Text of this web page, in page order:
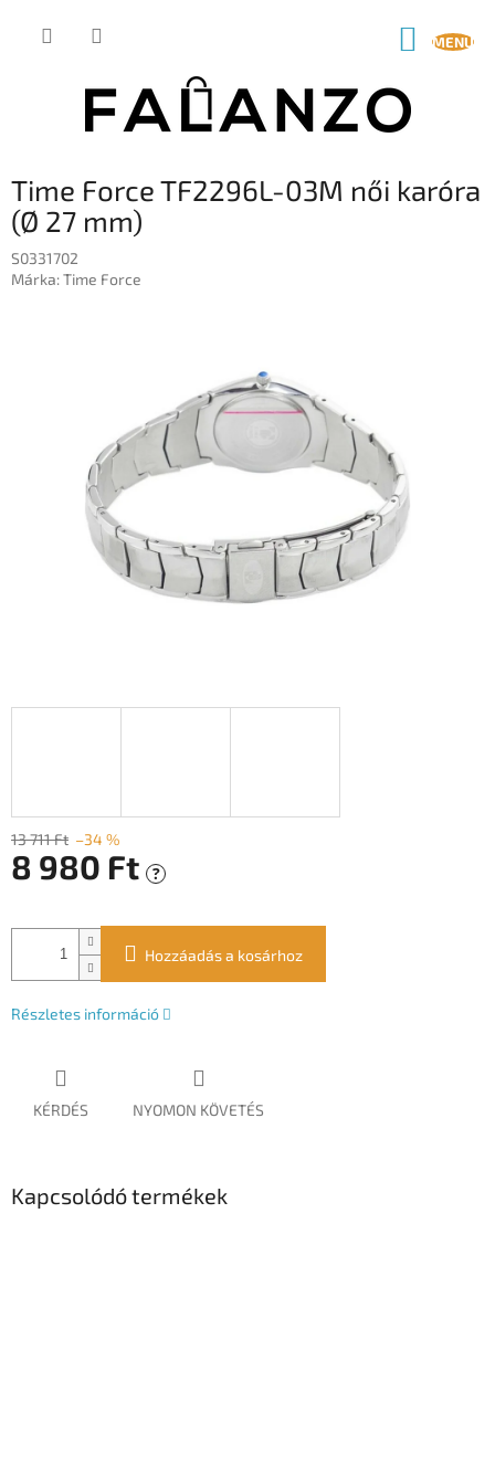
KOSÁR
Time Force TF2296L-03M női karóra
(Ø 27 mm)
S0331702
Márka:Time Force
13 711 Ft –34 %
8 980 Ft ?
Hozzáadás a kosárhoz
Részletes információ
KÉRDÉS NYOMON KÖVETÉS
Kapcsolódó termékek